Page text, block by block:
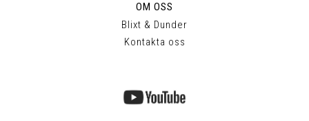
OM OSS
Blixt & Dunder
Kontakta oss